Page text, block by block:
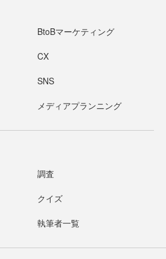
BtoBマーケティング
CX
SNS
メディアプランニング
調査
クイズ
執筆者一覧